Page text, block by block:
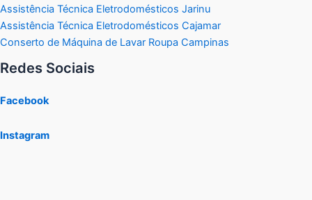
Assistência Técnica Eletrodomésticos Jarinu
Assistência Técnica Eletrodomésticos Cajamar
Conserto de Máquina de Lavar Roupa Campinas
Redes Sociais
Facebook
Instagram